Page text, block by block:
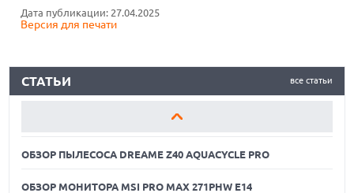
Дата публикации: 27.04.2025
Версия для печати
все статьи
СТАТЬИ
КАК ПОДГОТОВИТЬ СМАРТФОН К ОТПУСКУ
КАК ПОДГОТОВИТЬ СМАРТФОН К ОТПУСКУ
ОБЗОР ПЫЛЕСОСА DREAME Z40 AQUACYCLE PRO
ОБЗОР МОНИТОРА MSI PRO MAX 271PHW E14